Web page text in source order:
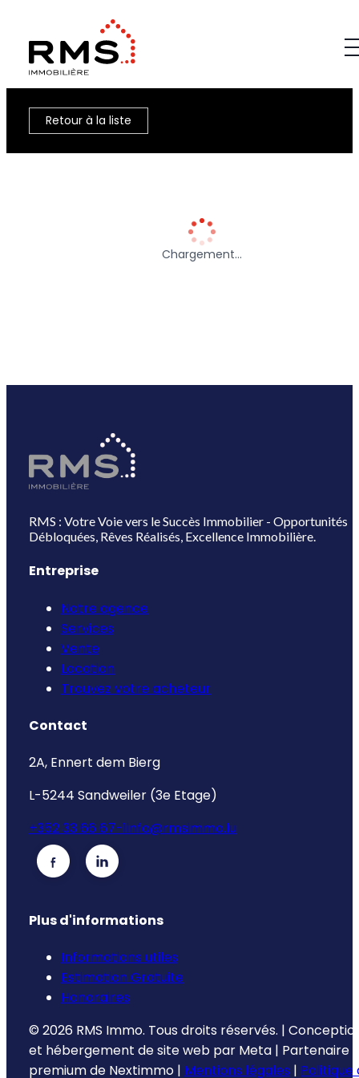
Retour à la liste
Chargement…
RMS : Votre Voie vers le Succès Immobilier - Opportunités
Débloquées, Rêves Réalisés, Excellence Immobilière.
Entreprise
Notre agence
Services
Vente
Location
Trouvez votre acheteur
Contact
2A, Ennert dem Bierg
L-5244 Sandweiler (3e Etage)
+352 33 66 67-1info@rmsimmo.lu
Plus d'informations
Informations utiles
Estimation Gratuite
Honoraires
© 2026 RMS Immo. Tous droits réservés. |
et hébergement de site web par Meta | Partenaire
premium de Nextimmo | Mentions légales | Politique